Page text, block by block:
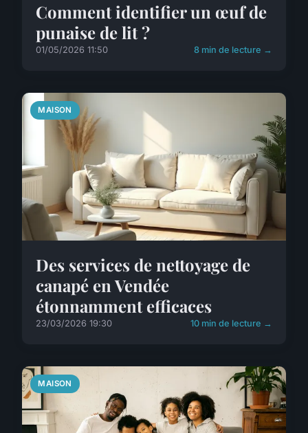
Comment identifier un œuf de
punaise de lit ?
01/05/2026 11:50 8 min de lecture →
MAISON
Des services de nettoyage de
canapé en Vendée
étonnamment efficaces
23/03/2026 19:30 10 min de lecture →
MAISON